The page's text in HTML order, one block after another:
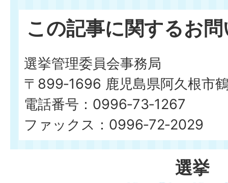
この記事に関するお
選挙管理委員会事務局
〒899‐1696 鹿児島県阿久根市
電話番号：0996‐73‐1267
ファックス：0996‐72‐2029
選挙